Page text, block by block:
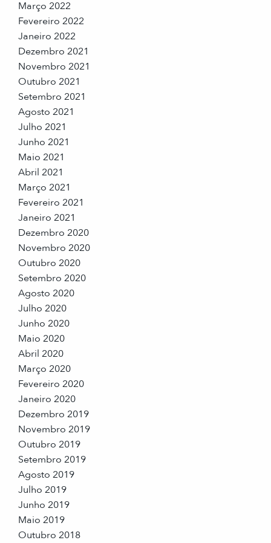
Março 2022
Fevereiro 2022
Janeiro 2022
Dezembro 2021
Novembro 2021
Outubro 2021
Setembro 2021
Agosto 2021
Julho 2021
Junho 2021
Maio 2021
Abril 2021
Março 2021
Fevereiro 2021
Janeiro 2021
Dezembro 2020
Novembro 2020
Outubro 2020
Setembro 2020
Agosto 2020
Julho 2020
Junho 2020
Maio 2020
Abril 2020
Março 2020
Fevereiro 2020
Janeiro 2020
Dezembro 2019
Novembro 2019
Outubro 2019
Setembro 2019
Agosto 2019
Julho 2019
Junho 2019
Maio 2019
Outubro 2018